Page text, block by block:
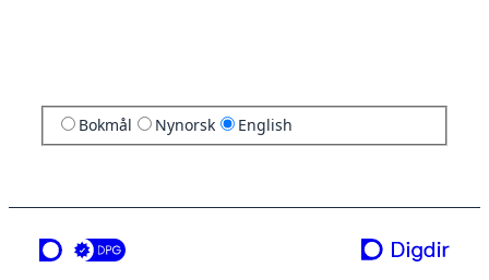
Bokmål Nynorsk English